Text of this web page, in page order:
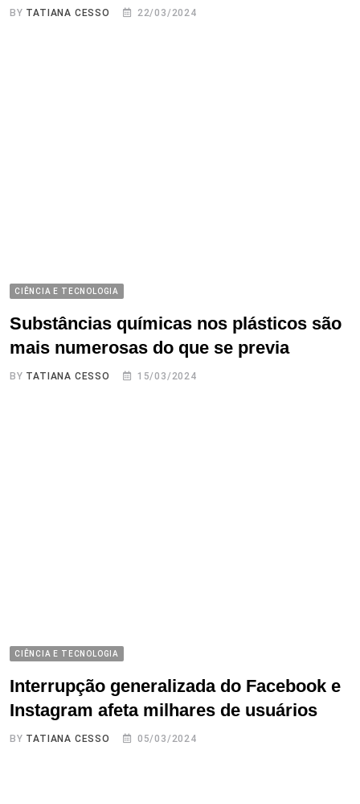
BY TATIANA CESSO 22/03/2024
CIÊNCIA E TECNOLOGIA
Substâncias químicas nos plásticos são
mais numerosas do que se previa
BY TATIANA CESSO 15/03/2024
CIÊNCIA E TECNOLOGIA
Interrupção generalizada do Facebook e
Instagram afeta milhares de usuários
BY TATIANA CESSO 05/03/2024